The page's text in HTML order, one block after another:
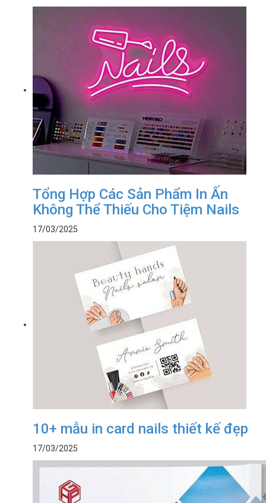
Tổng Hợp Các Sản Phẩm In Ấn
Không Thể Thiếu Cho Tiệm Nails
17/03/2025
10+ mẫu in card nails thiết kế đẹp
17/03/2025